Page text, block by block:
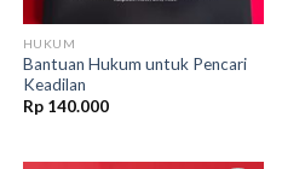
HUKUM
Bantuan Hukum untuk Pencari
Keadilan
Rp140.000